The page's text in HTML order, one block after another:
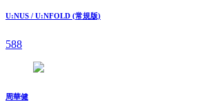
U:NUS / U:NFOLD (常規版)
588
周華健